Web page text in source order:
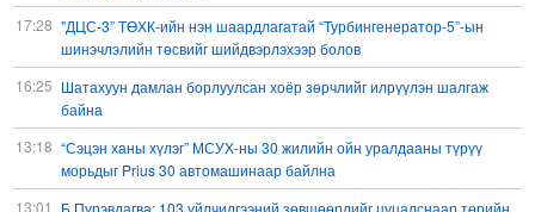
17:28 "ДЦС-3” ТӨХК-ийн нэн шаардлагатай “Турбингенератор-5”-ын
шинэчлэлийн төсвийг шийдвэрлэхээр болов
16:25 Шатахуун дамлан борлуулсан хоёр зөрчлийг илрүүлэн шалгаж
байна
13:18 “Сэцэн ханы хүлэг” МСУХ-ны 30 жилийн ойн уралдааны түрүү
морьдыг Prius 30 автомашинаар байлна
13:01